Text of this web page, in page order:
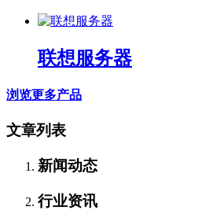
联想服务器
浏览更多产品
文章列表
新闻动态
行业资讯